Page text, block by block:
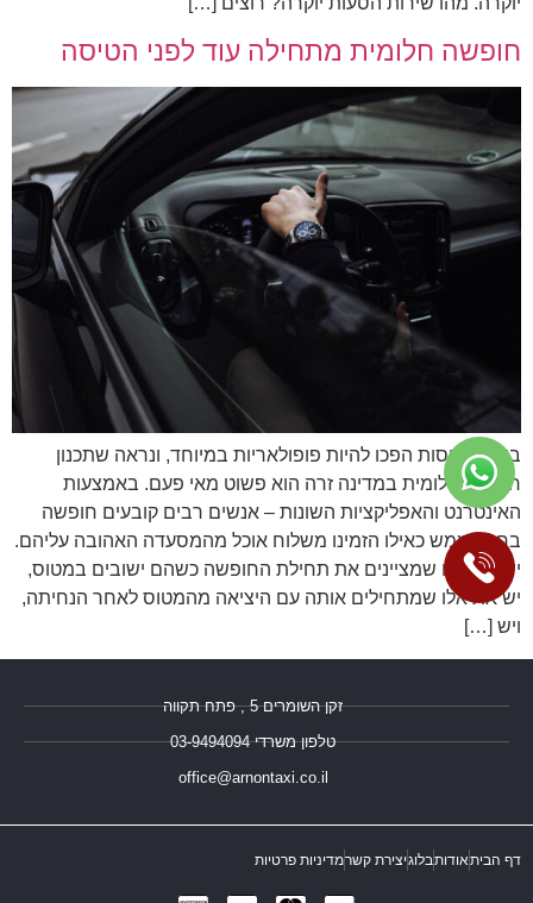
חופשה חלומית מתחילה עוד לפני הטיסה
בימינו, טיסות הפכו להיות פופולאריות במיוחד, ונראה שתכנון
חופשה חלומית במדינה זרה הוא פשוט מאי פעם. באמצעות
האינטרנט והאפליקציות השונות – אנשים רבים קובעים חופשה
בחו"ל ממש כאילו הזמינו משלוח אוכל מהמסעדה האהובה עליהם.
יש את אלו שמציינים את תחילת החופשה כשהם ישובים במטוס,
יש את אלו שמתחילים אותה עם היציאה מהמטוס לאחר הנחיתה,
ויש […]
זקן השומרים 5 , פתח תקווה
טלפון משרדי 03-9494094⁩
office@arnontaxi.co.il
דף הביתאודותבלוגיצירת קשרמדיניות פרטיות